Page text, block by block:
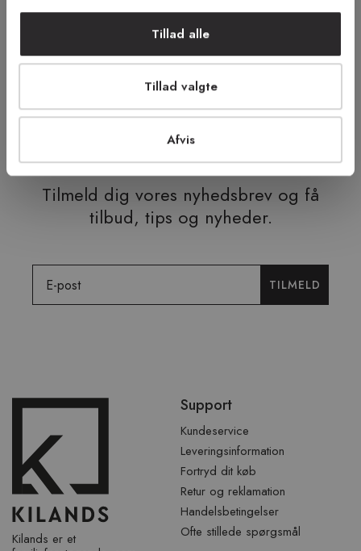
Tillad alle
Tillad valgte
Afvis
ÅBENT KØB I 90 DAGE
FRI RETUR TRYG E-HANDEL
Tilmeld dig vores nyhedsbrev og få
tilbud, tips og nyheder.
TILMELD
over
Kilands er et
Support
Kundeservice
Leveringsinformation
Fortryd dit køb
Retur og reklamation
Handelsbetingelser
Ofte stillede spørgsmål